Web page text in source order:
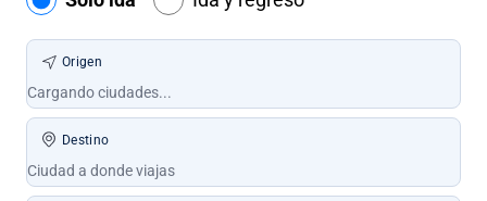
Origen
Destino